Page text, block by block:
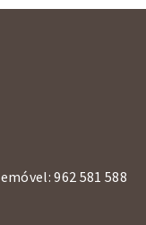
962 581 588